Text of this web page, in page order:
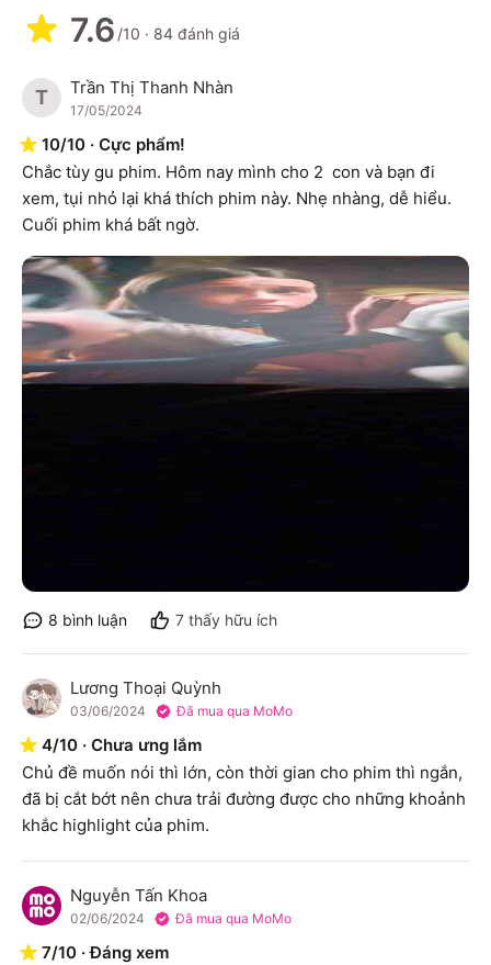
7.6 /10 · 84 đánh giá
T Trần Thị Thanh Nhàn
17/05/2024
10/10 · Cực phẩm!
Chắc tùy gu phim. Hôm nay mình cho 2  con và bạn đi
xem, tụi nhỏ lại khá thích phim này. Nhẹ nhàng, dễ hiểu.
Cuối phim khá bất ngờ.
8 bình luận 7 thấy hữu ích
L Lương Thoại Quỳnh
03/06/2024 Đã mua qua MoMo
4/10 · Chưa ưng lắm
Chủ đề muốn nói thì lớn, còn thời gian cho phim thì ngắn,
đã bị cắt bớt nên chưa trải đường được cho những khoảnh
khắc highlight của phim.
N Nguyễn Tấn Khoa
02/06/2024 Đã mua qua MoMo
7/10 ·Đáng xem